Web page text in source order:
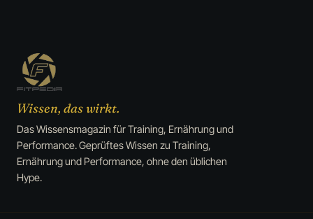
Wissen, das wirkt.
Das Wissensmagazin für Training, Ernährung und
Performance. Geprüftes Wissen zu Training,
Ernährung und Performance, ohne den üblichen
Hype.